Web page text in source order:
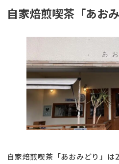
自家焙煎喫茶「あおみ
自家焙煎喫茶「あおみどり」